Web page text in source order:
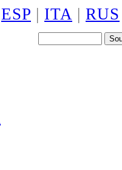
ESP | ITA | RUS